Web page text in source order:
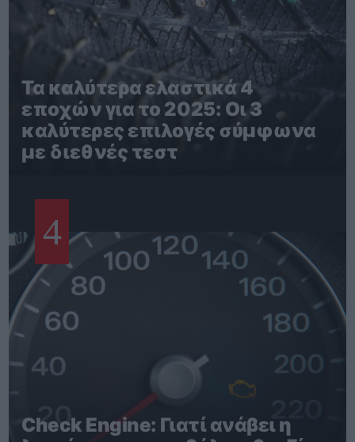
Τα καλύτερα ελαστικά 4
εποχών για το 2025: Οι 3
καλύτερες επιλογές σύμφωνα
με διεθνές τεστ
4
Check Engine: Γιατί ανάβει η